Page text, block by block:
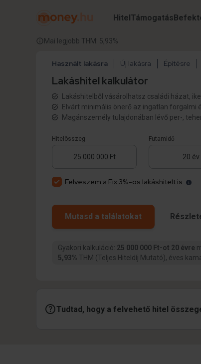
HitelTámogatás
Mai legjobb THM: 5,93%
Használt lakásra Új lakásra Építésre
Lakáshitel kalkulátor
Lakáshitelből vásárolhatsz családi házat,
Elvárt minimális önerő az ingatlan forgalmi
Magánszemély tulajdonában lévő per-,
Hitelösszeg Futamidő
Felveszem a Fix 3%-os lakáshitelt is
Mutasd a találatokat
Gyakori kalkuláció: 25 000 000 Ft-ot 20 évre
5,93% THM (Teljes Hiteldíj Mutató), éves
Tudtad, hogy a felvehető hitel